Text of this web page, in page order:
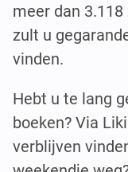
meer dan
zult u
vinden.
Hebt u te lang
boeken? Via
verblijven